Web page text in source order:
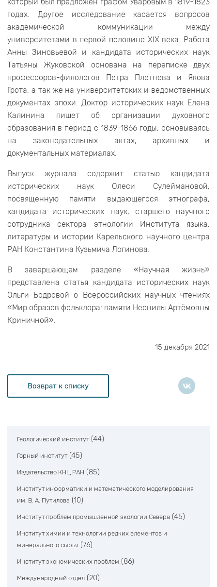
годах. Другое исследование касается вопросов
академической коммуникации между
университетами в первой половине XIX века. Работа
Анны Зиновьевой и кандидата исторических наук
Татьяны Жуковской основана на переписке двух
профессоров-филологов Петра Плетнева и Якова
Грота, а так же на университетских и ведомственных
документах эпохи. Доктор исторических наук Елена
Калинина пишет об организации духовного
образования в период с 1839-1866 годы, основываясь
на законодательных актах, архивных и
документальных материалах.
Выпуск журнала содержит статью кандидата
исторических наук Олеси Сулеймановой,
посвященную памяти выдающегося этнографа,
кандидата исторических наук, старшего научного
сотрудника сектора этнологии Института языка,
литературы и истории Карельского научного центра
РАН Константина Кузьмича Логинова.
В завершающем разделе «Научная жизнь»
представлена статья кандидата исторических наук
Ольги Бодровой о Всероссийских научных чтениях
«Мир образов фольклора: памяти Неонилы Артёмовны
Криничной».
15 декабря 2021
Возврат к списку
Геологический институт (44)
Горный институт (45)
Издательство КНЦ РАН (85)
Институт информатики и математического моделирования
им. В. А. Путилова (10)
Институт проблем промышленной экологии Севера (45)
Институт химии и технологии редких элементов и
минерального сырья (76)
Институт экономических проблем (86)
Международный отдел (20)